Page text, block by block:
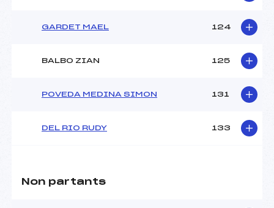
GARDET MAEL 124
BALBO ZIAN 125
POVEDA MEDINA SIMON 131
DEL RIO RUDY 133
Non partants